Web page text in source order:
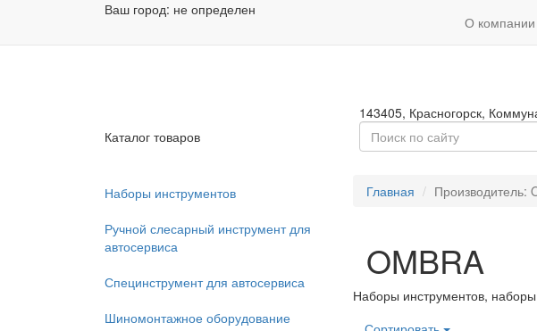
Ваш город: не определен
О компании
Пн - Пт с 09:00 до 18:00
143405, Красногорск,
Каталог товаров
Наборы инструментов
Ручной слесарный инструмент для
автосервиса
Специнструмент для автосервиса
Шиномонтажное оборудование
Главная Производитель:
OMBRA
Наборы инструментов,